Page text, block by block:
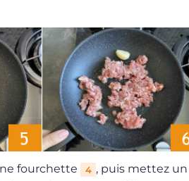
fourchette 4 , puis mettez un